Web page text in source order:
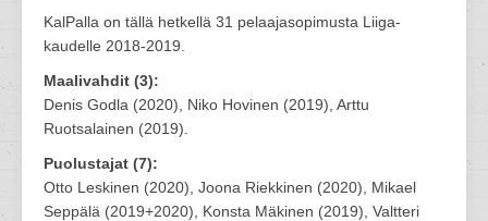
KalPalla on tällä hetkellä 31 pelaajasopimusta Liiga-
kaudelle 2018-2019.
Maalivahdit (3):
Denis Godla (2020), Niko Hovinen (2019), Arttu
Ruotsalainen (2019).
Puolustajat (7):
Otto Leskinen (2020), Joona Riekkinen (2020), Mikael
Seppälä (2019+2020), Konsta Mäkinen (2019), Valtteri